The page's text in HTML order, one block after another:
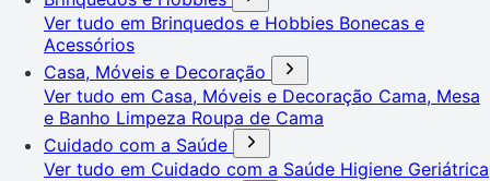
Ver tudo em Brinquedos e Hobbies Bonecas e
Acessórios
Casa, Móveis e Decoração
Ver tudo em Casa, Móveis e Decoração Cama, Mesa
e Banho Limpeza Roupa de Cama
Cuidado com a Saúde
Ver tudo em Cuidado com a Saúde Higiene Geriátrica